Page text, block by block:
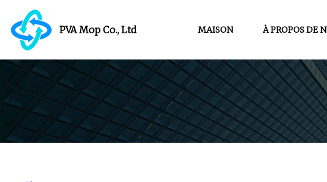
PVA Mop Co., Ltd MAISON À PROPOS DE